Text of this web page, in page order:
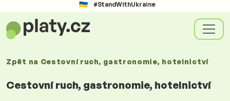
#StandWithUkraine
Zpět na Cestovní ruch, gastronomie, hotelnictví
Cestovní ruch, gastronomie, hotelnictví